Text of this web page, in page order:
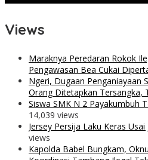
Views
Maraknya Peredaran Rokok
Pengawasan Bea Cukai
Ngeri, Dugaan Penganiayaan
Orang Ditetapkan Tersangka,
Siswa SMK N 2 Payakumbuh
14,039 views
Jersey Persija Laku Keras
views
Kapolda Babel Bungkam,